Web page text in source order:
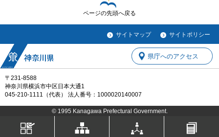
ページの先頭へ戻る
サイトマップ サイトポリシー
〒231-8588
神奈川県横浜市中区日本大通1
045-210-1111（代表） 法人番号：1000020140007
県庁へのアクセス
© 1995 Kanagawa Prefectural Government.